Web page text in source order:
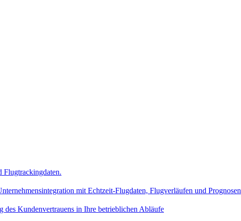
Flugtrackingdaten.
mit Echtzeit-Flugdaten, Flugverläufen und Prognosen
des Kundenvertrauens in Ihre betrieblichen Abläufe